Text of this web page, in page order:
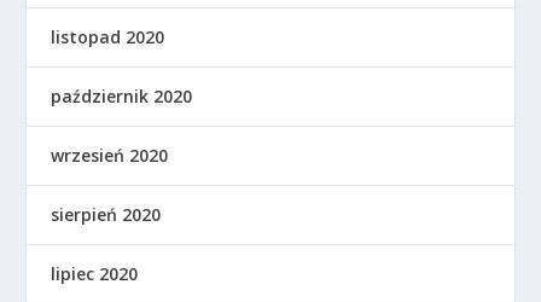
listopad 2020
październik 2020
wrzesień 2020
sierpień 2020
lipiec 2020